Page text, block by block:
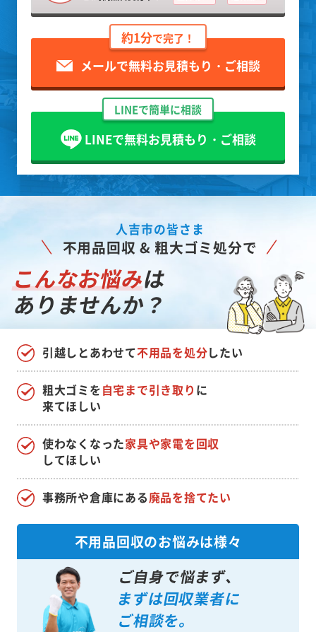
約1分で完了！
メールで無料お見積もり・ご相談
LINEで簡単に相談
LINEで無料お見積もり・ご相談
人吉市の皆さま
不用品回収 & 粗大ゴミ処分で
こんなお悩みは
ありませんか？
引越しとあわせて不用品を処分したい
使わなくなった家具や家電を回収
してほしい
粗大ゴミを自宅まで引き取り に
来てほしい
事務所や倉庫にある廃品を捨てたい
不用品回収のお悩みは様々
ご自身で悩まず、
まずは回収業者に
ご相談を。